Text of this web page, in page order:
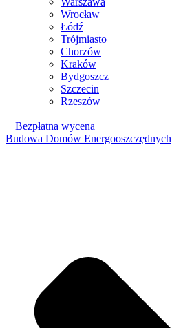
Wrocław
Łódź
Trójmiasto
Chorzów
Kraków
Bydgoszcz
Szczecin
Rzeszów
Bezpłatna wycena
Budowa Domów Energooszczędnych